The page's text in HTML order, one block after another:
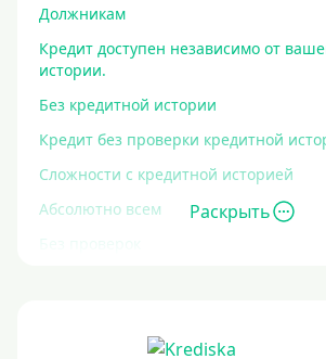
Должникам
Кредит доступен независимо от
истории.
Без кредитной истории
Кредит без проверки кредитной
Сложности с кредитной историей
Абсолютно всем
Без проверок
На карту без отказа
Раскрыть